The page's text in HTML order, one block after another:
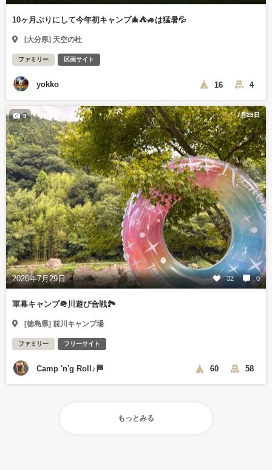
10ヶ月ぶりにして今年初キャンプ🎄⛺🚙は猛暑💦
[大分県] 天空の杜
ファミリー 区画サイト
yokko 16 4
7月29日
2026年7月29日 32 0
9
軍幕キャンプ🪖川遊び合戦🏞️
[徳島県] 前川キャンプ場
ファミリー フリーサイト
Camp 'n'g Roll♪🏁 60 58
もっとみる